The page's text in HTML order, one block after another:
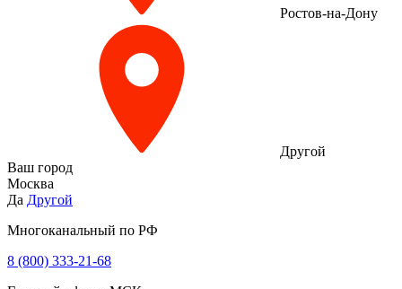
Ростов-на-Дону
Другой
Ваш город
Москва
Да Другой
Многоканальный по РФ
8 (800) 333‑21-68